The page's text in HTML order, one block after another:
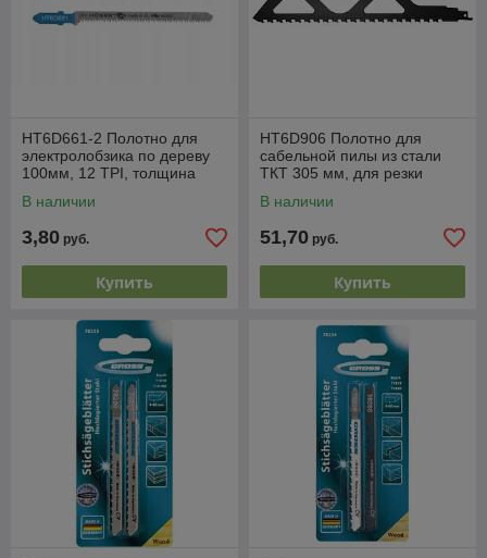
HT6D661-2 Полотно для
электролобзика по дереву
100мм, 12 TPI, толщина
рез (2шт), HOEG
В наличии
3,80 руб.
Купить
HT6D906 Полотно для
сабельной пилы из стали
ТКТ 305 мм, для резки
кирпича, HOEGERT
В наличии
51,70 руб.
Купить